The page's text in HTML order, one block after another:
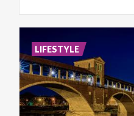
LIFESTYLE